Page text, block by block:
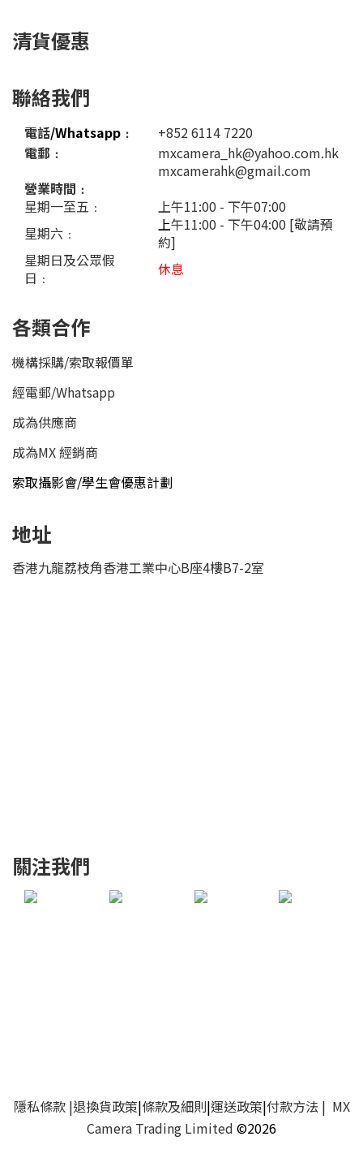
清貨優惠
聯絡我們
電話/Whatsapp ﹕
+852 6114 7220
電郵﹕
mxcamera_hk@yahoo.com.hk
mxcamerahk@gmail.com
營業時間﹕
星期一至五﹕
上午11:00 - 下午07:00
星期六﹕
上午11:00 - 下午04:00 [敬請預
約]
星期日及公眾假
日﹕
休息
各類合作
機構採購/索取報價單
經電郵/Whatsapp
成為供應商
成為MX 經銷商
索取攝影會/學生會優惠計劃
地址
香港九龍荔枝角香港工業中心B座4樓B7-2室
關注我們
隱私條款|退換貨政策|條款及細則|運送政策|付款方法| MX
Camera Trading Limited ©2026